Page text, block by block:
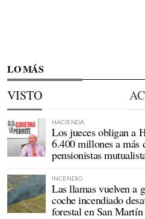
LO MÁS
VISTO
HACIENDA
Los jueces obligan a
6.400 millones a más
pensionistas
INCENDIO
Las llamas vuelven a
coche incendiado
forestal en San